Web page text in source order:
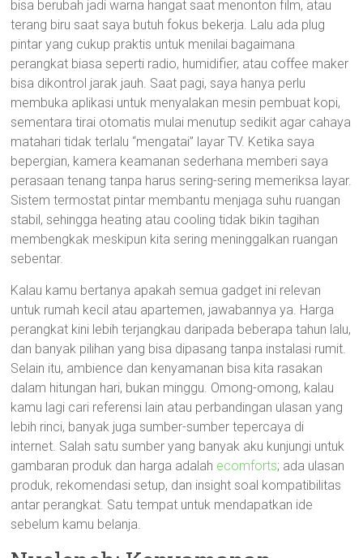
bisa berubah jadi warna hangat saat menonton film, atau
terang biru saat saya butuh fokus bekerja. Lalu ada plug
pintar yang cukup praktis untuk menilai bagaimana
perangkat biasa seperti radio, humidifier, atau coffee maker
bisa dikontrol jarak jauh. Saat pagi, saya hanya perlu
membuka aplikasi untuk menyalakan mesin pembuat kopi,
sementara tirai otomatis mulai menutup sedikit agar cahaya
matahari tidak terlalu “mengatai” layar TV. Ketika saya
bepergian, kamera keamanan sederhana memberi saya
perasaan tenang tanpa harus sering-sering memeriksa layar.
Sistem termostat pintar membantu menjaga suhu ruangan
stabil, sehingga heating atau cooling tidak bikin tagihan
membengkak meskipun kita sering meninggalkan ruangan
sebentar.
Kalau kamu bertanya apakah semua gadget ini relevan
untuk rumah kecil atau apartemen, jawabannya ya. Harga
perangkat kini lebih terjangkau daripada beberapa tahun lalu,
dan banyak pilihan yang bisa dipasang tanpa instalasi rumit.
Selain itu, ambience dan kenyamanan bisa kita rasakan
dalam hitungan hari, bukan minggu. Omong-omong, kalau
kamu lagi cari referensi lain atau perbandingan ulasan yang
lebih rinci, banyak juga sumber-sumber tepercaya di
internet. Salah satu sumber yang banyak aku kunjungi untuk
gambaran produk dan harga adalah ecomforts; ada ulasan
produk, rekomendasi setup, dan insight soal kompatibilitas
antar perangkat. Satu tempat untuk mendapatkan ide
sebelum kamu belanja.